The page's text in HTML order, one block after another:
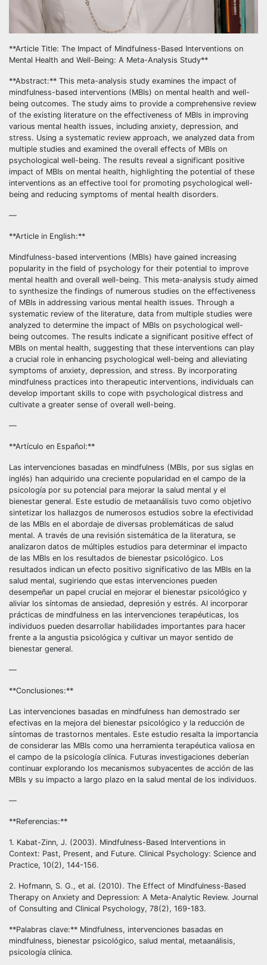
**Article Title: The Impact of Mindfulness-Based Interventions on
Mental Health and Well-Being: A Meta-Analysis Study**
**Abstract:** This meta-analysis study examines the impact of
mindfulness-based interventions (MBIs) on mental health and well-
being outcomes. The study aims to provide a comprehensive review
of the existing literature on the effectiveness of MBIs in improving
various mental health issues, including anxiety, depression, and
stress. Using a systematic review approach, we analyzed data from
multiple studies and examined the overall effects of MBIs on
psychological well-being. The results reveal a significant positive
impact of MBIs on mental health, highlighting the potential of these
interventions as an effective tool for promoting psychological well-
being and reducing symptoms of mental health disorders.
—
**Article in English:**
Mindfulness-based interventions (MBIs) have gained increasing
popularity in the field of psychology for their potential to improve
mental health and overall well-being. This meta-analysis study aimed
to synthesize the findings of numerous studies on the effectiveness
of MBIs in addressing various mental health issues. Through a
systematic review of the literature, data from multiple studies were
analyzed to determine the impact of MBIs on psychological well-
being outcomes. The results indicate a significant positive effect of
MBIs on mental health, suggesting that these interventions can play
a crucial role in enhancing psychological well-being and alleviating
symptoms of anxiety, depression, and stress. By incorporating
mindfulness practices into therapeutic interventions, individuals can
develop important skills to cope with psychological distress and
cultivate a greater sense of overall well-being.
—
**Artículo en Español:**
Las intervenciones basadas en mindfulness (MBIs, por sus siglas en
inglés) han adquirido una creciente popularidad en el campo de la
psicología por su potencial para mejorar la salud mental y el
bienestar general. Este estudio de metaanálisis tuvo como objetivo
sintetizar los hallazgos de numerosos estudios sobre la efectividad
de las MBIs en el abordaje de diversas problemáticas de salud
mental. A través de una revisión sistemática de la literatura, se
analizaron datos de múltiples estudios para determinar el impacto
de las MBIs en los resultados de bienestar psicológico. Los
resultados indican un efecto positivo significativo de las MBIs en la
salud mental, sugiriendo que estas intervenciones pueden
desempeñar un papel crucial en mejorar el bienestar psicológico y
aliviar los síntomas de ansiedad, depresión y estrés. Al incorporar
prácticas de mindfulness en las intervenciones terapéuticas, los
individuos pueden desarrollar habilidades importantes para hacer
frente a la angustia psicológica y cultivar un mayor sentido de
bienestar general.
—
**Conclusiones:**
Las intervenciones basadas en mindfulness han demostrado ser
efectivas en la mejora del bienestar psicológico y la reducción de
síntomas de trastornos mentales. Este estudio resalta la importancia
de considerar las MBIs como una herramienta terapéutica valiosa en
el campo de la psicología clínica. Futuras investigaciones deberían
continuar explorando los mecanismos subyacentes de acción de las
MBIs y su impacto a largo plazo en la salud mental de los individuos.
—
**Referencias:**
1. Kabat-Zinn, J. (2003). Mindfulness-Based Interventions in
Context: Past, Present, and Future. Clinical Psychology: Science and
Practice, 10(2), 144-156.
2. Hofmann, S. G., et al. (2010). The Effect of Mindfulness-Based
Therapy on Anxiety and Depression: A Meta-Analytic Review. Journal
of Consulting and Clinical Psychology, 78(2), 169-183.
**Palabras clave:** Mindfulness, intervenciones basadas en
mindfulness, bienestar psicológico, salud mental, metaanálisis,
psicología clínica.